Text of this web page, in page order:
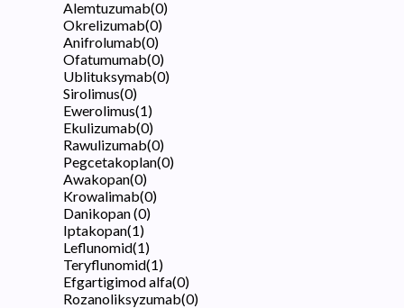
Alemtuzumab(0)
Okrelizumab(0)
Anifrolumab(0)
Ofatumumab(0)
Ublituksymab(0)
Sirolimus(0)
Ewerolimus(1)
Ekulizumab(0)
Rawulizumab(0)
Pegcetakoplan(0)
Awakopan(0)
Krowalimab(0)
Danikopan(0)
Iptakopan(1)
Leflunomid(1)
Teryflunomid(1)
Efgartigimod alfa(0)
Rozanoliksyzumab(0)